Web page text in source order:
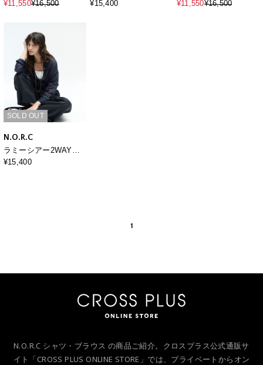
ンチリネン】ガールフ
¥11,550¥16,500
ャツ
¥15,400
ンチリネン】ガールフ
¥11,550¥16,500
SOLD OUT
N.O.R.C
ラミーシアー2WAYシ
ャツ
¥15,400
1
N.O.R.C シャツ・ブラウス の商品ご紹介。クロスプラス公式通販サ
イト「CROSS PLUS ONLINE STORE」では、プライベートからオン